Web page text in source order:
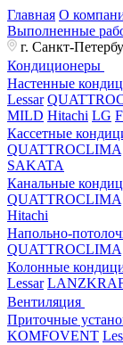
Главная О
Выполненные
г. Санкт-
Кондиционеры
Настенные
Lessar
MILD Hitachi LG
Кассетные
QUATTROCLIMA
SAKATA
Канальные
QUATTROCLIMA
Hitachi
Напольно-
QUATTROCLIMA
Колонные
Lessar
Вентиляция
Приточные
KOMFOVENT